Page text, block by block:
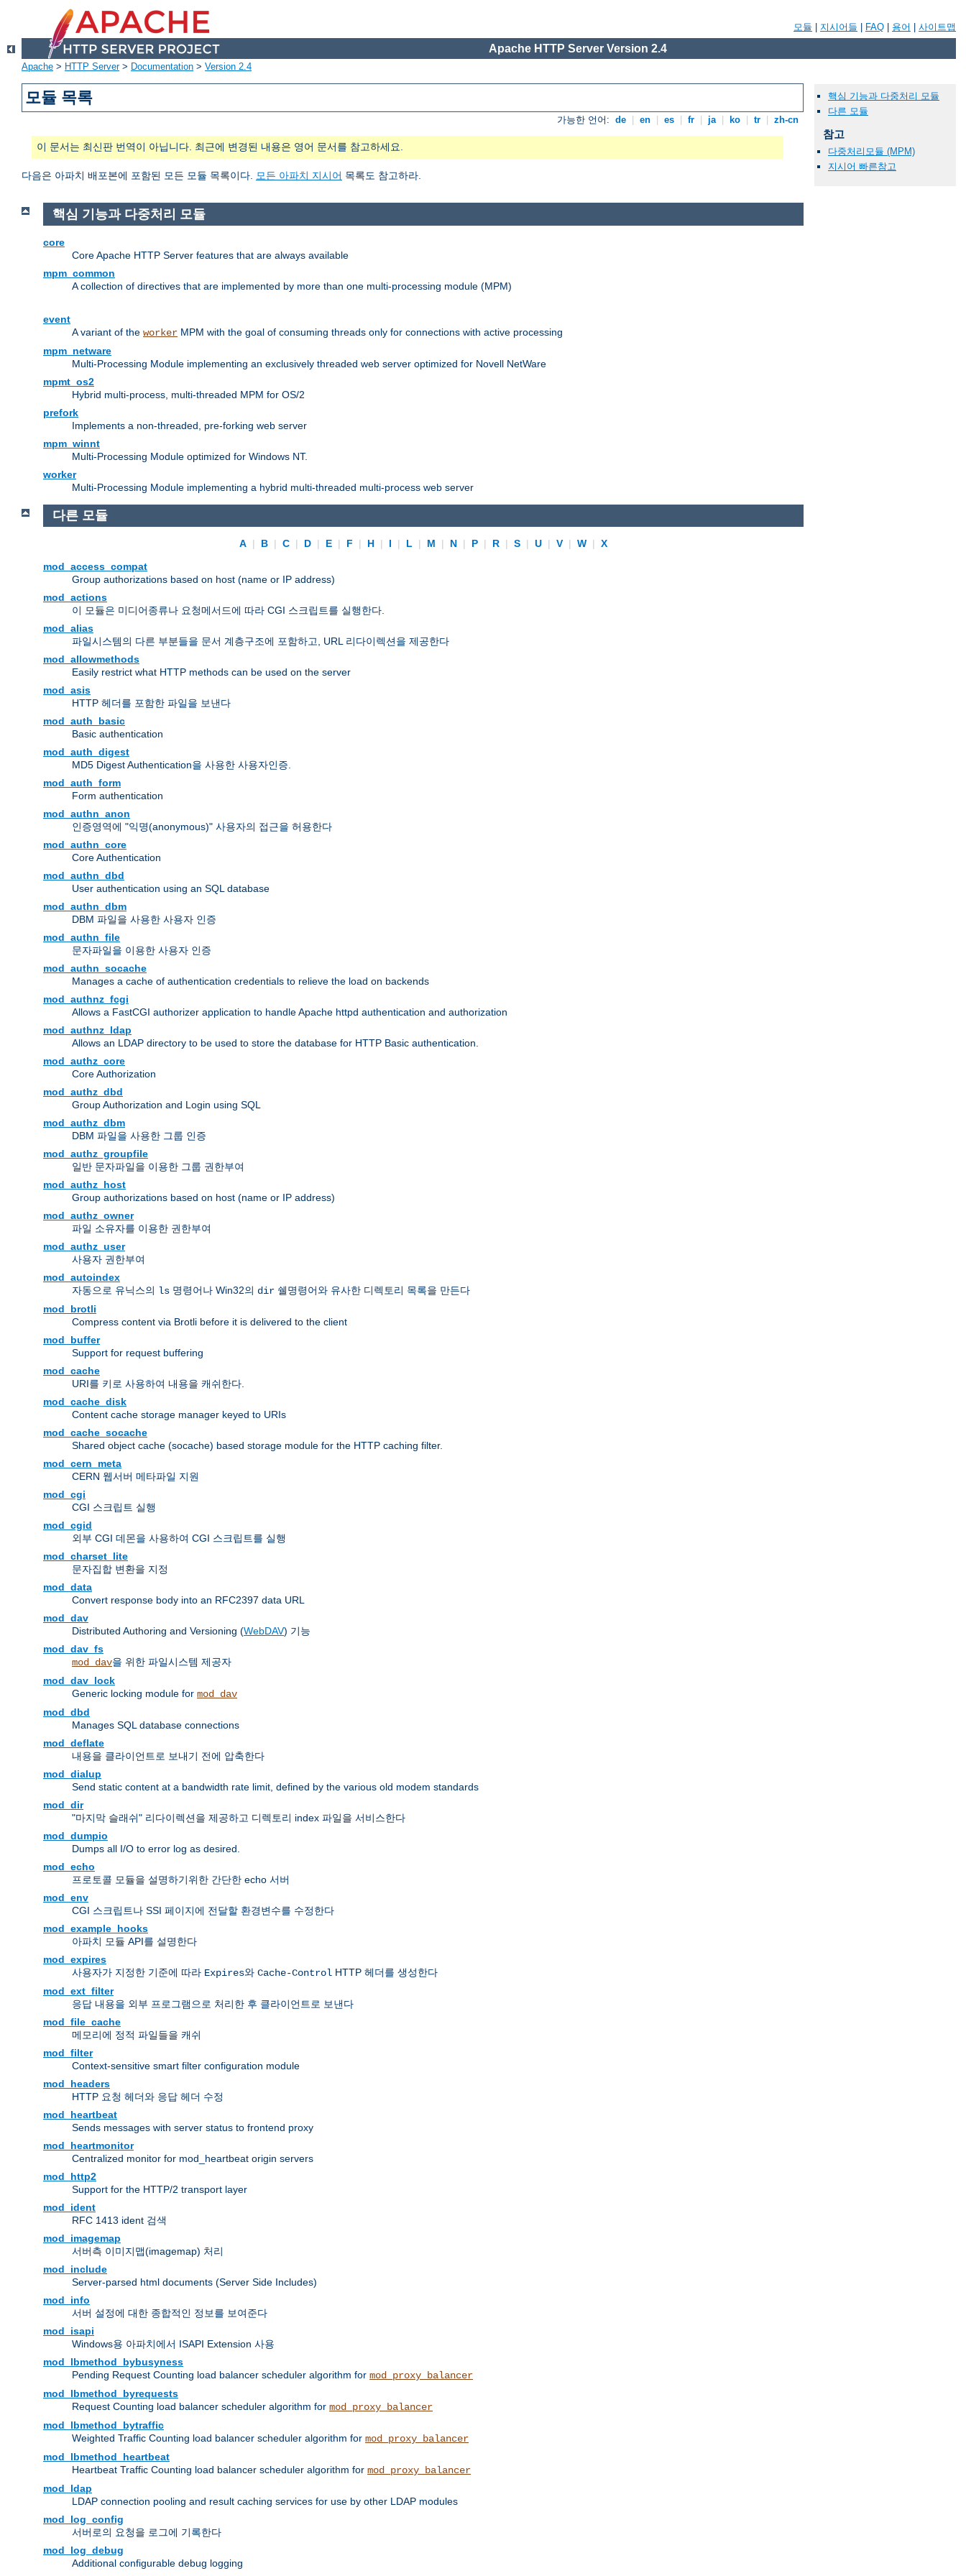
모듈 지시어들 FAQ 용어 사이트맵
Apache HTTP Server Version 2.4
Apache > HTTP Server> Documentation > Version 2.4
모듈 목록
가능한 언어: de en es fr ja ko tr zh-cn
이 문서는 최신판 번역이 아닙니다. 최근에 변경된 내용은 영어 문서를 참고하세요.
다음은 아파치 배포본에 포함된 모든 모듈 목록이다. 모든 아파치 지시어 목록도 참고하라.
핵심 기능과 다중처리 모듈
다른 모듈
참고
다중처리모듈 (MPM)
지시어 빠른참고
핵심 기능과 다중처리 모듈
core
Core Apache HTTP Server features that are always available
mpm_common
A collection of directives that are implemented by more than one multi-processing module (MPM)
event
A variant of the worker MPM with the goal of consuming threads only for connections with active processing
mpm_netware
Multi-Processing Module implementing an exclusively threaded web server optimized for Novell NetWare
mpmt_os2
Hybrid multi-process, multi-threaded MPM for OS/2
prefork
Implements a non-threaded, pre-forking web server
mpm_winnt
Multi-Processing Module optimized for Windows NT.
worker
Multi-Processing Module implementing a hybrid multi-threaded multi-process web server
다른 모듈
A | B | C | D | E | F | H | I | L | M | N | P | R | S | U | V | W |
X
mod_access_compat
Group authorizations based on host (name or IP address)
mod_actions
이 모듈은 미디어종류나 요청메서드에 따라 CGI 스크립트를 실행한다.
mod_alias
파일시스템의 다른 부분들을 문서 계층구조에 포함하고, URL 리다이렉션을 제공한다
mod_allowmethods
Easily restrict what HTTP methods can be used on the server
mod_asis
HTTP 헤더를 포함한 파일을 보낸다
mod_auth_basic
Basic authentication
mod_auth_digest
MD5 Digest Authentication을 사용한 사용자인증.
mod_auth_form
Form authentication
mod_authn_anon
인증영역에 "익명(anonymous)" 사용자의 접근을 허용한다
mod_authn_core
Core Authentication
mod_authn_dbd
User authentication using an SQL database
mod_authn_dbm
DBM 파일을 사용한 사용자 인증
mod_authn_file
문자파일을 이용한 사용자 인증
mod_authn_socache
Manages a cache of authentication credentials to relieve the load on backends
mod_authnz_fcgi
Allows a FastCGI authorizer application to handle Apache httpd authentication and authorization
mod_authnz_ldap
Allows an LDAP directory to be used to store the database for HTTP Basic authentication.
mod_authz_core
Core Authorization
mod_authz_dbd
Group Authorization and Login using SQL
mod_authz_dbm
DBM 파일을 사용한 그룹 인증
mod_authz_groupfile
일반 문자파일을 이용한 그룹 권한부여
mod_authz_host
Group authorizations based on host (name or IP address)
mod_authz_owner
파일 소유자를 이용한 권한부여
mod_authz_user
사용자 권한부여
mod_autoindex
자동으로 유닉스의 ls 명령어나 Win32의 dir 쉘명령어와 유사한 디렉토리 목록을 만든다
mod_brotli
Compress content via Brotli before it is delivered to the client
mod_buffer
Support for request buffering
mod_cache
URI를 키로 사용하여 내용을 캐쉬한다.
mod_cache_disk
Content cache storage manager keyed to URIs
mod_cache_socache
Shared object cache (socache) based storage module for the HTTP caching filter.
mod_cern_meta
CERN 웹서버 메타파일 지원
mod_cgi
CGI 스크립트 실행
mod_cgid
외부 CGI 데몬을 사용하여 CGI 스크립트를 실행
mod_charset_lite
문자집합 변환을 지정
mod_data
Convert response body into an RFC2397 data URL
mod_dav
Distributed Authoring and Versioning (WebDAV) 기능
mod_dav_fs
mod_dav을 위한 파일시스템 제공자
mod_dav_lock
Generic locking module for mod_dav
mod_dbd
Manages SQL database connections
mod_deflate
내용을 클라이언트로 보내기 전에 압축한다
mod_dialup
Send static content at a bandwidth rate limit, defined by the various old modem standards
mod_dir
"마지막 슬래쉬" 리다이렉션을 제공하고 디렉토리 index 파일을 서비스한다
mod_dumpio
Dumps all I/O to error log as desired.
mod_echo
프로토콜 모듈을 설명하기위한 간단한 echo 서버
mod_env
CGI 스크립트나 SSI 페이지에 전달할 환경변수를 수정한다
mod_example_hooks
아파치 모듈 API를 설명한다
mod_expires
사용자가 지정한 기준에 따라 Expires와 Cache-Control HTTP 헤더를 생성한다
mod_ext_filter
응답 내용을 외부 프로그램으로 처리한 후 클라이언트로 보낸다
mod_file_cache
메모리에 정적 파일들을 캐쉬
mod_filter
Context-sensitive smart filter configuration module
mod_headers
HTTP 요청 헤더와 응답 헤더 수정
mod_heartbeat
Sends messages with server status to frontend proxy
mod_heartmonitor
Centralized monitor for mod_heartbeat origin servers
mod_http2
Support for the HTTP/2 transport layer
mod_ident
RFC 1413 ident 검색
mod_imagemap
서버측 이미지맵(imagemap) 처리
mod_include
Server-parsed html documents (Server Side Includes)
mod_info
서버 설정에 대한 종합적인 정보를 보여준다
mod_isapi
Windows용 아파치에서 ISAPI Extension 사용
mod_lbmethod_bybusyness
Pending Request Counting load balancer scheduler algorithm for mod_proxy_balancer
mod_lbmethod_byrequests
Request Counting load balancer scheduler algorithm for mod_proxy_balancer
mod_lbmethod_bytraffic
Weighted Traffic Counting load balancer scheduler algorithm for mod_proxy_balancer
mod_lbmethod_heartbeat
Heartbeat Traffic Counting load balancer scheduler algorithm for mod_proxy_balancer
mod_ldap
LDAP connection pooling and result caching services for use by other LDAP modules
mod_log_config
서버로의 요청을 로그에 기록한다
mod_log_debug
Additional configurable debug logging